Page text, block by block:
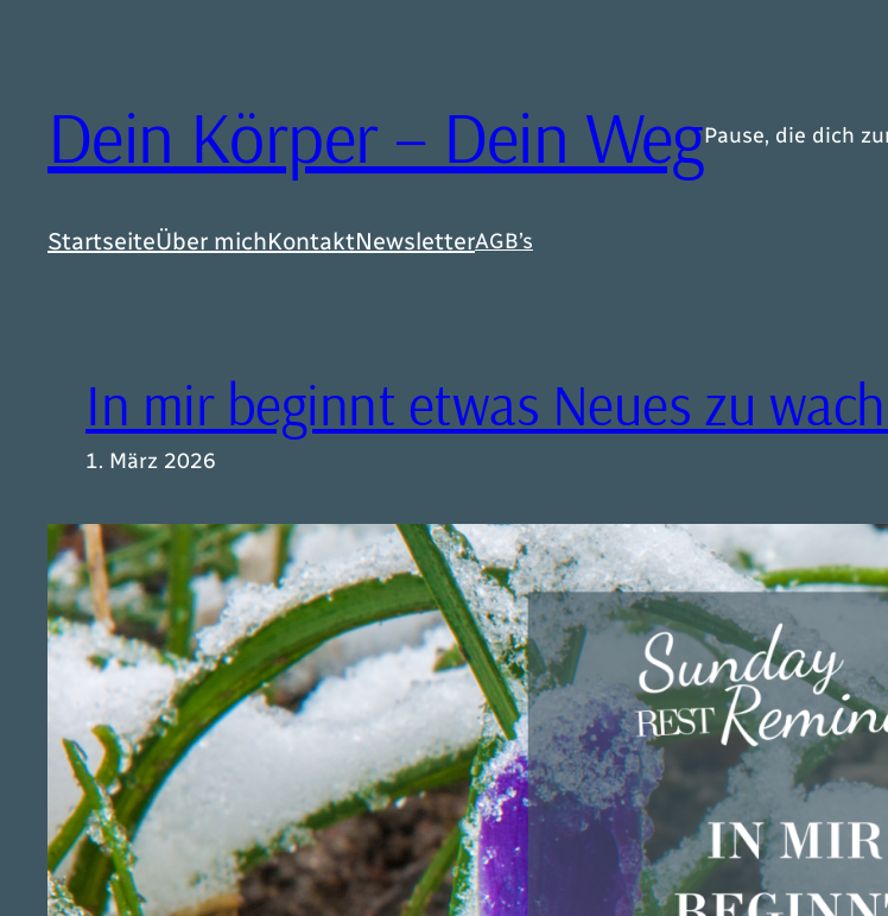
Dein Körper – Dein WegPause, die dich
StartseiteÜber michKontaktNewsletterAGB’s
In mir beginnt etwas Neues zu
1. März 2026